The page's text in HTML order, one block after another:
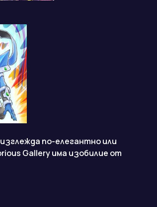
по-елегантно или
Gallery има изобилие от